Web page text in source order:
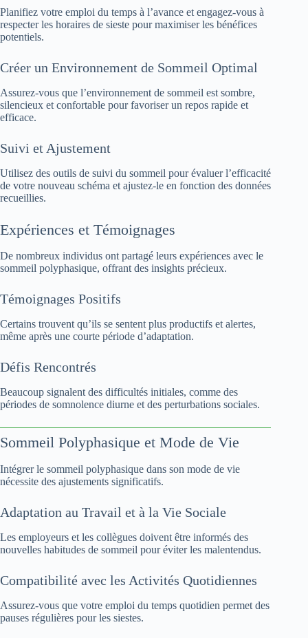
Planifiez votre emploi du temps à l’avance et engagez-vous à
respecter les horaires de sieste pour maximiser les bénéfices
potentiels.
Créer un Environnement de Sommeil Optimal
Assurez-vous que l’environnement de sommeil est sombre,
silencieux et confortable pour favoriser un repos rapide et
efficace.
Suivi et Ajustement
Utilisez des outils de suivi du sommeil pour évaluer l’efficacité
de votre nouveau schéma et ajustez-le en fonction des données
recueillies.
Expériences et Témoignages
De nombreux individus ont partagé leurs expériences avec le
sommeil polyphasique, offrant des insights précieux.
Témoignages Positifs
Certains trouvent qu’ils se sentent plus productifs et alertes,
même après une courte période d’adaptation.
Défis Rencontrés
Beaucoup signalent des difficultés initiales, comme des
périodes de somnolence diurne et des perturbations sociales.
Sommeil Polyphasique et Mode de Vie
Intégrer le sommeil polyphasique dans son mode de vie
nécessite des ajustements significatifs.
Adaptation au Travail et à la Vie Sociale
Les employeurs et les collègues doivent être informés des
nouvelles habitudes de sommeil pour éviter les malentendus.
Compatibilité avec les Activités Quotidiennes
Assurez-vous que votre emploi du temps quotidien permet des
pauses régulières pour les siestes.